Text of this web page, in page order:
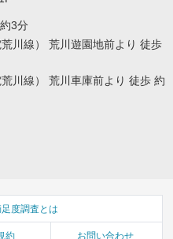
3分
川線） 荒川遊園地前より 徒歩
川線） 荒川車庫前より 徒歩 約
度調査とは
約 お問い合わせ